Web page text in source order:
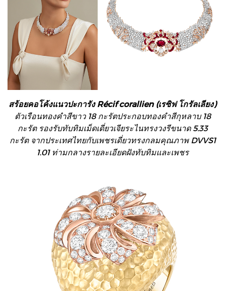
สร้อยคอโค้งแนวปะการัง Récif corallien (เรซิฟ โกรัลเลียง)
ตัวเรือนทองคำสีขาว 18 กะรัตประกอบทองคำสีกุหลาบ 18
กะรัต รองรับทับทิมเม็ดเดี่ยวเจียระไนทรงวงรีขนาด 5.33
กะรัต จากประเทศไทยกับเพชรเดี่ยวทรงกลมคุณภาพ DVVS1
1.01 ท่ามกลางรายละเอียดฝังทับทิมและเพชร